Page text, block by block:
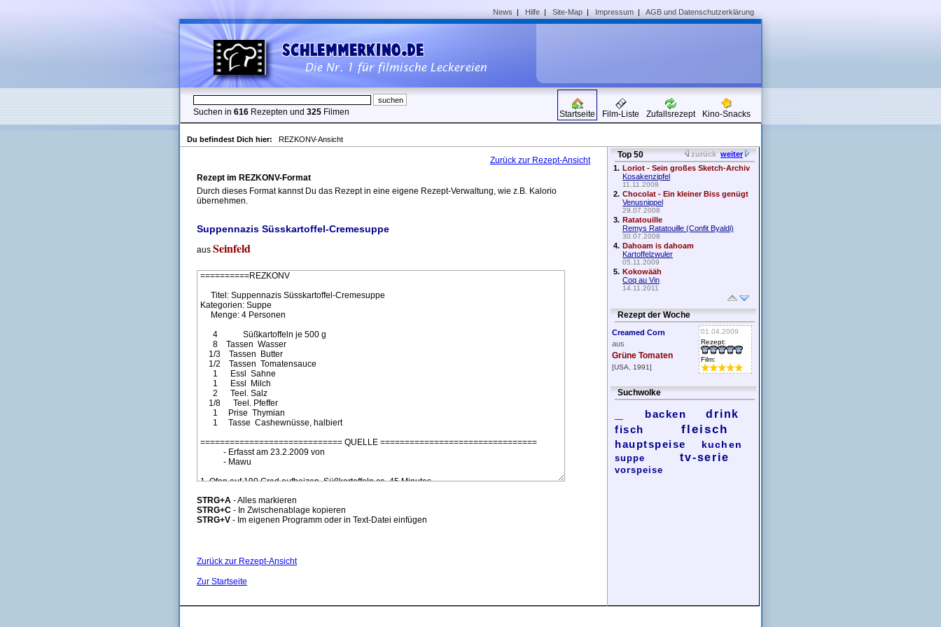
News | Hilfe | Site-Map | Impressum | AGB und Datenschutzerklärung
Suchen in 616 Rezepten und 325 Filmen Startseite Film-Liste Zufallsrezept Kino-Snacks
Du befindest Dich hier: REZKONV-Ansicht
Zurück zur Rezept-Ansicht
Rezept im REZKONV-Format
Durch dieses Format kannst Du das Rezept in eine eigene Rezept-Verwaltung, wie z.B. Kalorio
übernehmen.
Suppennazis Süsskartoffel-Cremesuppe
aus Seinfeld
STRG+A - Alles markieren
STRG+C - In Zwischenablage kopieren
STRG+V - Im eigenen Programm oder in Text-Datei einfügen
Zurück zur Rezept-Ansicht
Zur Startseite
zurück weiter
Top 50
1. Loriot - Sein großes Sketch-Archiv
Kosakenzipfel
11.11.2008
2. Chocolat - Ein kleiner Biss genügt
Venusnippel
29.07.2008
3. Ratatouille
Remys Ratatouille (Confit Byaldi)
30.07.2008
4. Dahoam is dahoam
Kartoffelzwuler
05.11.2009
5. Kokowääh
Coq au Vin
14.11.2011
Rezept der Woche
01.04.2009
Rezept:
Film:
Creamed Corn
aus
Grüne Tomaten
[USA, 1991]
Suchwolke
backen
drink
fisch
fleisch
hauptspeise kuchen
suppe tv-serie
vorspeise